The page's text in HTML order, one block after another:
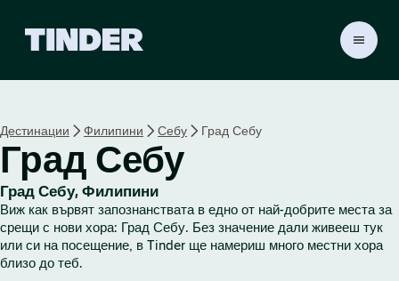
r
Н
а
ч
а
л
о
Дестинации Филипини Себу Град Себу
Град Себу
Град Себу, Филипини
Виж как вървят запознанствата в едно от най-добрите места за
срещи с нови хора: Град Себу. Без значение дали живееш тук
или си на посещение, в Tinder ще намериш много местни хора
близо до теб.